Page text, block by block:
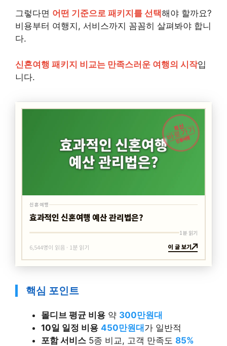
그렇다면 어떤 기준으로 패키지를 선택해야 할까요?
비용부터 여행지, 서비스까지 꼼꼼히 살펴봐야 합니
다.
신혼여행 패키지 비교는 만족스러운 여행의 시작입
니다.
최신
바로가기
신혼여행
신혼여행
효과적인 신혼여행 예산 관리법은?
1분 읽기
6,544명이 읽음 · 1분 읽기 이 글 보기
핵심 포인트
몰디브 평균 비용 약 300만원대
10일 일정 비용 450만원대가 일반적
포함 서비스 5종 비교, 고객 만족도 85%